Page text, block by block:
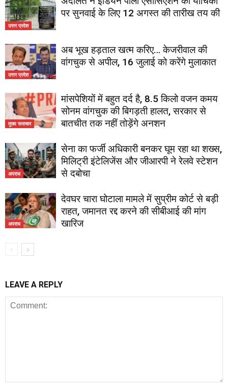
उत्तर प्रदेश
पर सुनवाई के लिए 12 अगस्त की तारीख तय की
उत्तर प्रदेश
अब भूख हड़ताल खत्म करिए… केजरीवाल की
वांगचुक से अपील, 16 जुलाई को करेंगे मुलाकात
मुख्य समाचार
मांसपेशियों में बहुत दर्द है, 8.5 किलो वजन कमय
सोनम वांगचुक की बिगड़ती हालत, सरकार से
बातचीत तक नहीं तोड़ेंगे अनशन
अपराध
सेना का फर्जी अधिकारी बनकर घूम रहा था शख्स,
मिलिट्री इंटेलिजेंस और जीआरपी ने रेलवे स्टेशन
से दबोचा
अपराध
देवघर चारा घोटाला मामले में सुप्रीम कोर्ट से बड़ी
राहत, जमानत रद्द करने की सीबीआई की मांग
खारिज
LEAVE A REPLY